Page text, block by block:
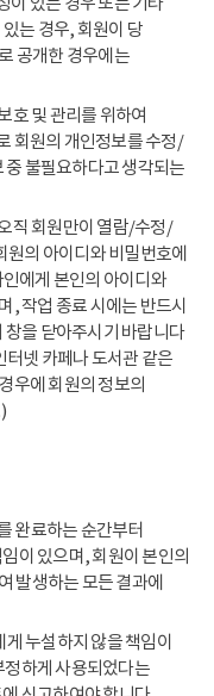
는 경우, 회원이 당
공개한 경우에는
호 및 관리를 위하여
회원의 개인정보를 수정/
중 불필요하다고 생각되는
직 회원만이 열람/수정/
원의 아이디와 비밀번호에
에게 본인의 아이디와
, 작업 종료 시에는 반드시
을 닫아주시기 바랍니다
넷 카페나 도서관 같은
우에 회원의 정보의
완료하는 순간부터
이 있으며, 회원이 본인의
발생하는 모든 결과에
누설하지 않을 책임이
하게 사용되었다는